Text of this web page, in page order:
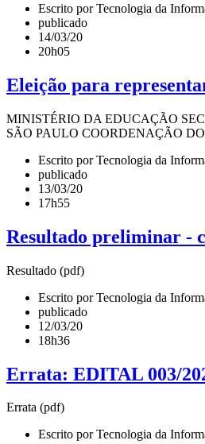
Escrito por Tecnologia da
publicado
14/03/20
20h05
Eleição para
MINISTÉRIO DA EDUCAÇÃO
SÃO PAULO COORDENAÇÃO
Escrito por Tecnologia da
publicado
13/03/20
17h55
Resultado preliminar -
Resultado (pdf)
Escrito por Tecnologia da
publicado
12/03/20
18h36
Errata: EDITAL 003/
Errata (pdf)
Escrito por Tecnologia da